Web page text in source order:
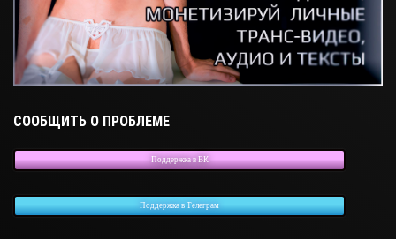
СООБЩИТЬ О ПРОБЛЕМЕ
Поддержка в ВК
Поддержка в Телеграм